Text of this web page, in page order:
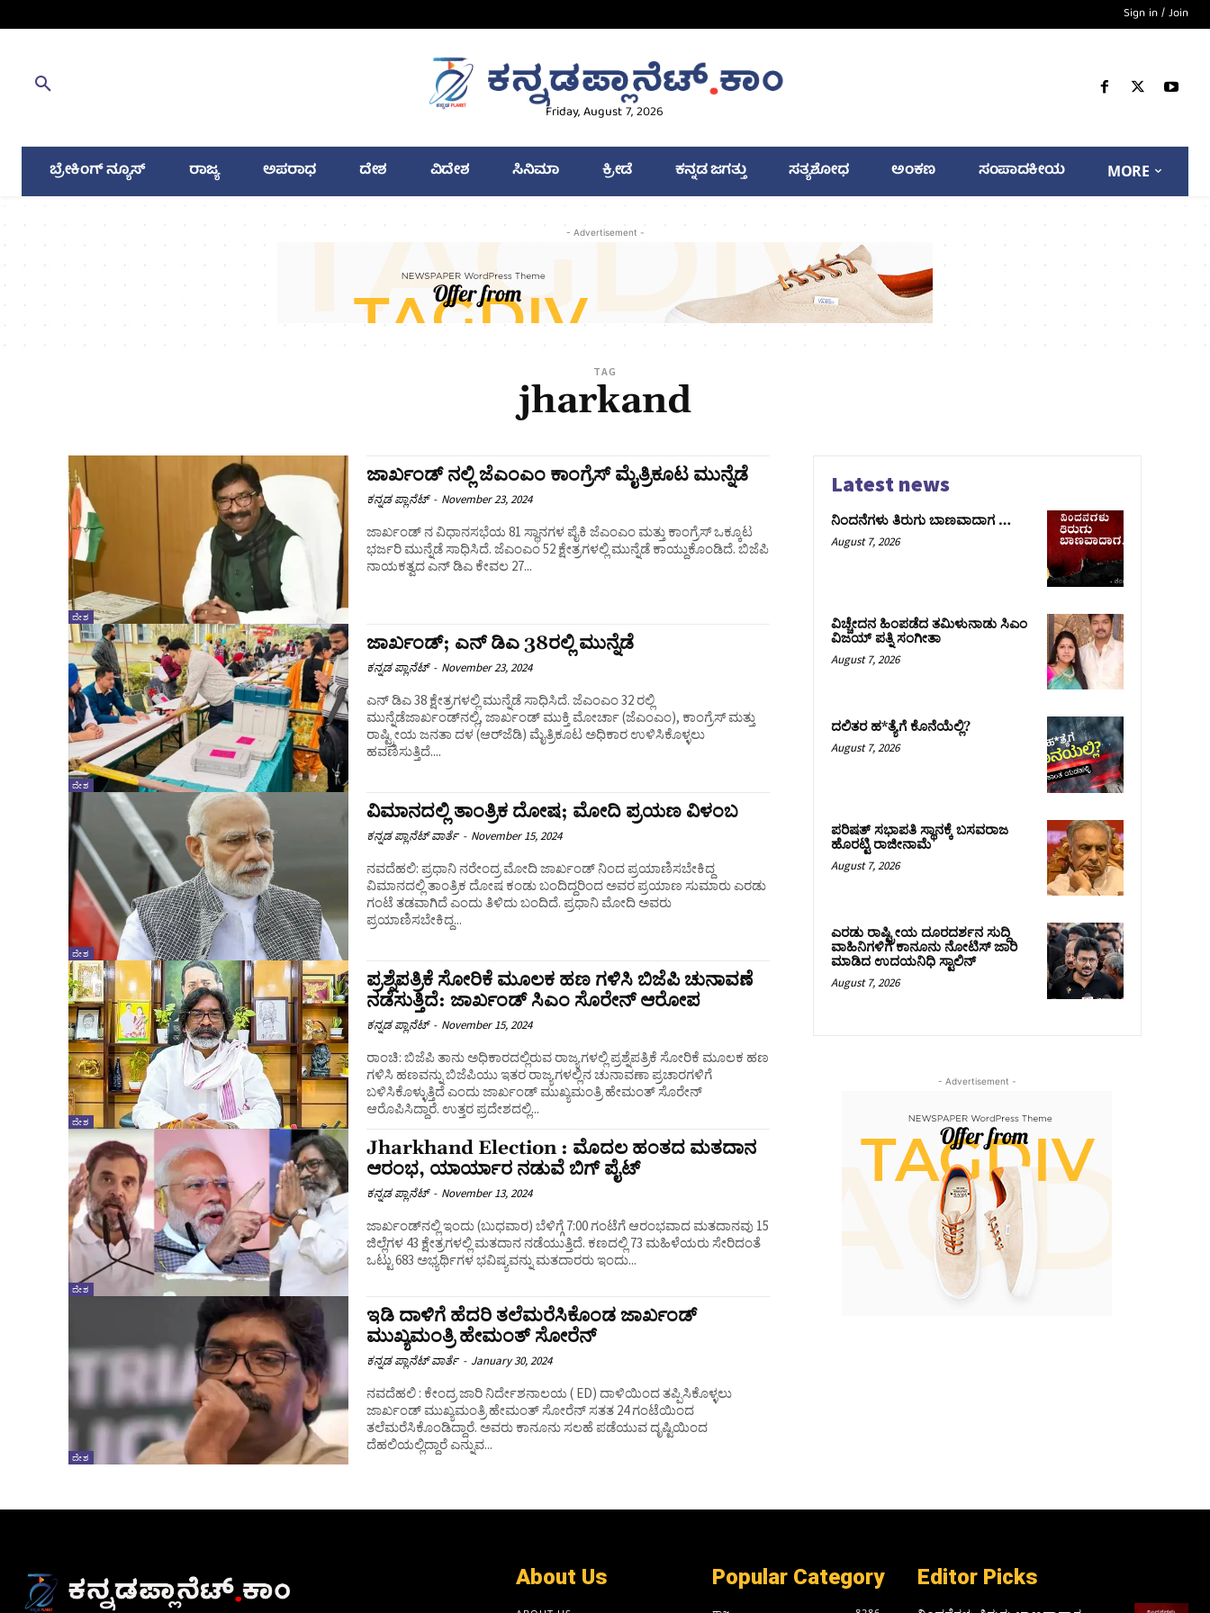
Sign in / Join
Friday, August 7, 2026
ಬ್ರೇಕಿಂಗ್ ನ್ಯೂಸ್ ರಾಜ್ಯ ಅಪರಾಧ ದೇಶ ವಿದೇಶ ಸಿನಿಮಾ ಕ್ರೀಡೆ ಕನ್ನಡ ಜಗತ್ತು ಸತ್ಯಶೋಧ ಅಂಕಣ ಸಂಪಾದಕೀಯ MORE
- Advertisement -
TAG
jharkand
ದೇಶ
ಜಾರ್ಖಂಡ್ ನಲ್ಲಿ ಜೆಎಂಎಂ ಕಾಂಗ್ರೆಸ್‌ ಮೈತ್ರಿಕೂಟ ಮುನ್ನೆಡೆ
ಕನ್ನಡ ಪ್ಲಾನೆಟ್ - November 23, 2024
ಜಾರ್ಖಂಡ್ ನ ವಿಧಾನಸಭೆಯ 81 ಸ್ಥಾನಗಳ ಪೈಕಿ ಜೆಎಂಎಂ ಮತ್ತು ಕಾಂಗ್ರೆಸ್‌ ಒಕ್ಕೂಟ
ಭರ್ಜರಿ ಮುನ್ನೆಡೆ ಸಾಧಿಸಿದೆ. ಜೆಎಂಎಂ 52 ಕ್ಷೇತ್ರಗಳಲ್ಲಿ ಮುನ್ನೆಡೆ ಕಾಯ್ದುಕೊಂಡಿದೆ. ಬಿಜೆಪಿ
ನಾಯಕತ್ವದ ಎನ್ ಡಿಎ ಕೇವಲ 27...
ದೇಶ
ಜಾರ್ಖಂಡ್; ಎನ್‌ ಡಿಎ 38ರಲ್ಲಿ ಮುನ್ನೆಡೆ
ಕನ್ನಡ ಪ್ಲಾನೆಟ್ - November 23, 2024
ಎನ್‌ ಡಿಎ 38 ಕ್ಷೇತ್ರಗಳಲ್ಲಿ ಮುನ್ನೆಡೆ ಸಾಧಿಸಿದೆ. ಜೆಎಂಎಂ 32 ರಲ್ಲಿ
ಮುನ್ನೆಡೆಜಾರ್ಖಂಡ್‌ನಲ್ಲಿ, ಜಾರ್ಖಂಡ್ ಮುಕ್ತಿ ಮೋರ್ಚಾ (ಜೆಎಂಎಂ), ಕಾಂಗ್ರೆಸ್ ಮತ್ತು
ರಾಷ್ಟ್ರೀಯ ಜನತಾ ದಳ (ಆರ್‌ಜೆಡಿ) ಮೈತ್ರಿಕೂಟ ಅಧಿಕಾರ ಉಳಿಸಿಕೊಳ್ಳಲು
ಹವಣಿಸುತ್ತಿದೆ....
ದೇಶ
ವಿಮಾನದಲ್ಲಿ ತಾಂತ್ರಿಕ ದೋಷ; ಮೋದಿ ಪ್ರಯಣ ವಿಳಂಬ
ಕನ್ನಡ ಪ್ಲಾನೆಟ್ ವಾರ್ತೆ - November 15, 2024
ನವದೆಹಲಿ: ಪ್ರಧಾನಿ ನರೇಂದ್ರ ಮೋದಿ ಜಾರ್ಖಂಡ್‌ ನಿಂದ ಪ್ರಯಾಣಿಸಬೇಕಿದ್ದ
ವಿಮಾನದಲ್ಲಿ ತಾಂತ್ರಿಕ ದೋಷ ಕಂಡು ಬಂದಿದ್ದರಿಂದ ಅವರ ಪ್ರಯಾಣ ಸುಮಾರು ಎರಡು
ಗಂಟೆ ತಡವಾಗಿದೆ ಎಂದು ತಿಳಿದು ಬಂದಿದೆ. ಪ್ರಧಾನಿ ಮೋದಿ ಅವರು
ಪ್ರಯಾಣಿಸಬೇಕಿದ್ದ...
ದೇಶ
ಪ್ರಶ್ನೆಪತ್ರಿಕೆ ಸೋರಿಕೆ ಮೂಲಕ ಹಣ ಗಳಿಸಿ ಬಿಜೆಪಿ ಚುನಾವಣೆ
ನಡೆಸುತ್ತಿದೆ: ಜಾರ್ಖಂಡ್ ಸಿಎಂ ಸೊರೇನ್ ಆರೋಪ
ಕನ್ನಡ ಪ್ಲಾನೆಟ್ - November 15, 2024
ರಾಂಚಿ: ಬಿಜೆಪಿ ತಾನು ಅಧಿಕಾರದಲ್ಲಿರುವ ರಾಜ್ಯಗಳಲ್ಲಿ ಪ್ರಶ್ನೆಪತ್ರಿಕೆ ಸೋರಿಕೆ ಮೂಲಕ ಹಣ
ಗಳಿಸಿ ಹಣವನ್ನು ಬಿಜೆಪಿಯು ಇತರ ರಾಜ್ಯಗಳಲ್ಲಿನ ಚುನಾವಣಾ ಪ್ರಚಾರಗಳಿಗೆ
ಬಳಿಸಿಕೊಳ್ಳುತ್ತಿದೆ ಎಂದು ಜಾರ್ಖಂಡ್ ಮುಖ್ಯಮಂತ್ರಿ ಹೇಮಂತ್ ಸೊರೇನ್
ಆರೊಪಿಸಿದ್ದಾರೆ. ಉತ್ತರ ಪ್ರದೇಶದಲ್ಲಿ...
ದೇಶ
Jharkhand Election : ಮೊದಲ ಹಂತದ ಮತದಾನ
ಆರಂಭ, ಯಾರ್ಯಾರ ನಡುವೆ ಬಿಗ್‌ ಪೈಟ್‌
ಕನ್ನಡ ಪ್ಲಾನೆಟ್ - November 13, 2024
ಜಾರ್ಖಂಡ್‌ನಲ್ಲಿ ಇಂದು (ಬುಧವಾರ) ಬೆಳಿಗ್ಗೆ 7:00 ಗಂಟೆಗೆ ಆರಂಭವಾದ ಮತದಾನವು 15
ಜಿಲ್ಲೆಗಳ 43 ಕ್ಷೇತ್ರಗಳಲ್ಲಿ ಮತದಾನ ನಡೆಯುತ್ತಿದೆ. ಕಣದಲ್ಲಿ 73 ಮಹಿಳೆಯರು ಸೇರಿದಂತೆ
ಒಟ್ಟು 683 ಅಭ್ಯರ್ಥಿಗಳ ಭವಿಷ್ಯವನ್ನು ಮತದಾರರು ಇಂದು...
ದೇಶ
ಇಡಿ ದಾಳಿಗೆ ಹೆದರಿ ತಲೆಮರೆಸಿಕೊಂಡ ಜಾರ್ಖಂಡ್
ಮುಖ್ಯಮಂತ್ರಿ ಹೇಮಂತ್ ಸೋರೆನ್
ಕನ್ನಡ ಪ್ಲಾನೆಟ್ ವಾರ್ತೆ - January 30, 2024
ನವದೆಹಲಿ : ಕೇಂದ್ರ ಜಾರಿ ನಿರ್ದೇಶನಾಲಯ ( ED) ದಾಳಿಯಿಂದ ತಪ್ಪಿಸಿಕೊಳ್ಳಲು
ಜಾರ್ಖಂಡ್‌ ಮುಖ್ಯಮಂತ್ರಿ ಹೇಮಂತ್‌ ಸೋರೆನ್‌ ಸತತ 24 ಗಂಟೆಯಿಂದ
ತಲೆಮರೆಸಿಕೊಂಡಿದ್ದಾರೆ. ಅವರು ಕಾನೂನು ಸಲಹೆ ಪಡೆಯುವ ದೃಷ್ಟಿಯಿಂದ
ದೆಹಲಿಯಲ್ಲಿದ್ದಾರೆ ಎನ್ನುವ...
Latest news
ನಿಂದನೆಗಳು ತಿರುಗು ಬಾಣವಾದಾಗ …
August 7, 2026
ವಿಚ್ಚೇದನ ಹಿಂಪಡೆದ ತಮಿಳುನಾಡು ಸಿಎಂ
ವಿಜಯ್‌ ಪತ್ನಿ ಸಂಗೀತಾ
August 7, 2026
ದಲಿತರ ಹ*ತ್ಯೆಗೆ ಕೊನೆಯೆಲ್ಲಿ?
August 7, 2026
ಪರಿಷತ್‌ ಸಭಾಪತಿ ಸ್ಥಾನಕ್ಕೆ ಬಸವರಾಜ
ಹೊರಟ್ಟಿ ರಾಜೀನಾಮೆ
August 7, 2026
ಎರಡು ರಾಷ್ಟ್ರೀಯ ದೂರದರ್ಶನ ಸುದ್ದಿ
ವಾಹಿನಿಗಳಿಗೆ ಕಾನೂನು ನೋಟಿಸ್ ಜಾರಿ
ಮಾಡಿದ ಉದಯನಿಧಿ ಸ್ಟಾಲಿನ್
August 7, 2026
- Advertisement -
About Us Popular Category Editor Picks